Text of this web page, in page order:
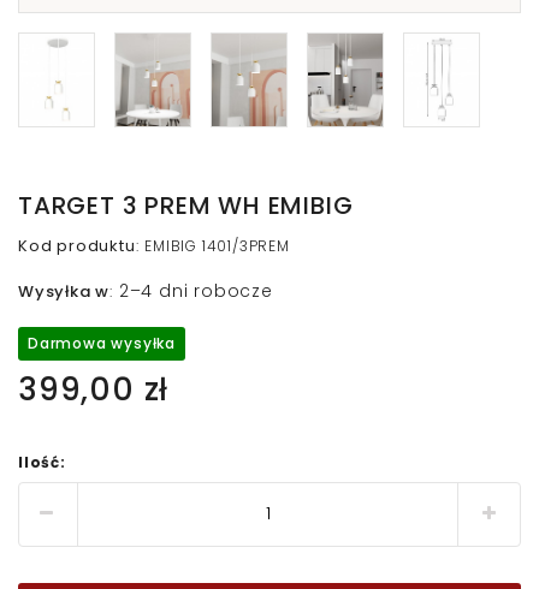
TARGET 3 PREM WH EMIBIG
Kod produktu: EMIBIG 1401/3PREM
Wysyłka w: 2–4 dni robocze
Darmowa wysyłka
399,00 zł
Ilość: